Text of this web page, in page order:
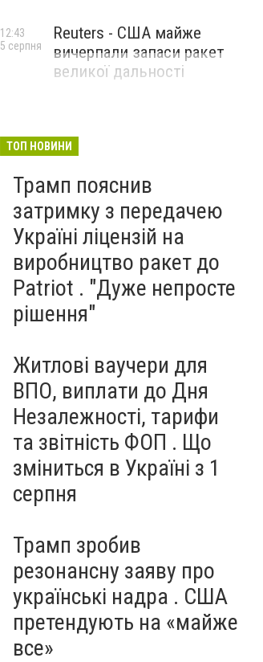
Reuters - США майже
вичерпали запаси ракет
великої дальності
12:43
5 серпня
ТОП НОВИНИ
Трамп пояснив
затримку з передачею
Україні ліцензій на
виробництво ракет до
Patriot . "Дуже непросте
рішення"
Житлові ваучери для
ВПО, виплати до Дня
Незалежності, тарифи
та звітність ФОП . Що
зміниться в Україні з 1
серпня
Трамп зробив
резонансну заяву про
українські надра . США
претендують на «майже
все»